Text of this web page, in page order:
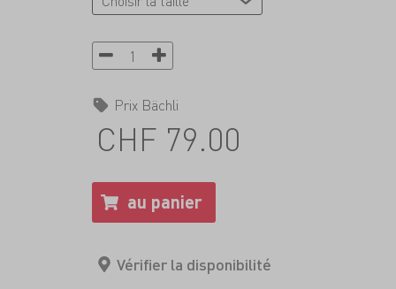
Prix Bächli
CHF 79.00